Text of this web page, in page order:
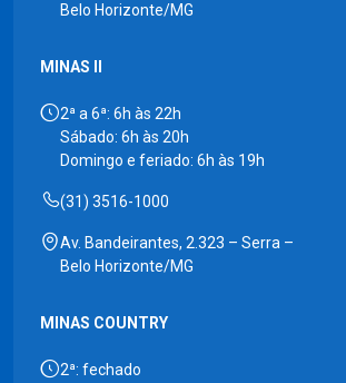
Belo Horizonte/MG
MINAS II
2ª a 6ª: 6h às 22h
Sábado: 6h às 20h
Domingo e feriado: 6h às 19h
(31) 3516-1000
Av. Bandeirantes, 2.323 – Serra –
Belo Horizonte/MG
MINAS COUNTRY
2ª: fechado